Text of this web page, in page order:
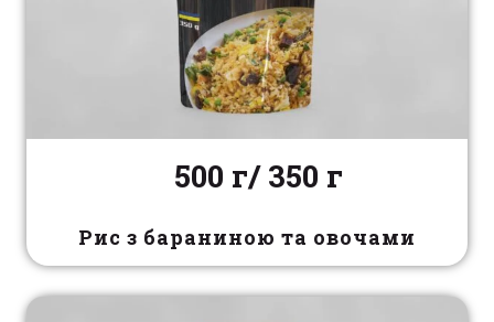
500 г/ 350 г
Рис з бараниною та овочами